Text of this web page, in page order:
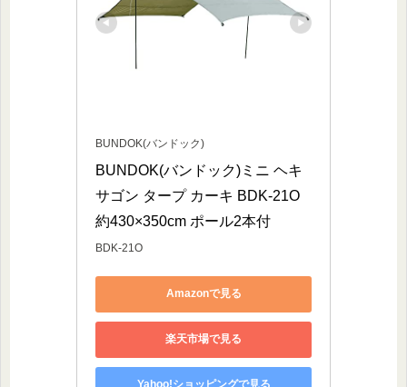
BUNDOK(バンドック)
BUNDOK(バンドック)ミニ ヘキ
サゴン タープ カーキ BDK-21O
約430×350cm ポール2本付
BDK-21O
Amazonで見る
楽天市場で見る
Yahoo!ショッピングで見る